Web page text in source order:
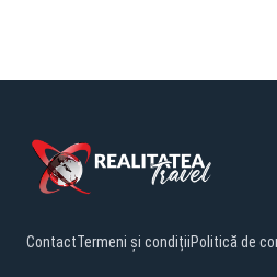
ContactTermeni și condițiiPolitică de